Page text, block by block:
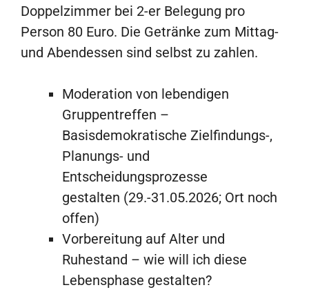
Doppelzimmer bei 2-er Belegung pro
Person 80 Euro. Die Getränke zum Mittag-
und Abendessen sind selbst zu zahlen.
Moderation von lebendigen
Gruppentreffen –
Basisdemokratische Zielfindungs-,
Planungs- und
Entscheidungsprozesse
gestalten (29.-31.05.2026; Ort noch
offen)
Vorbereitung auf Alter und
Ruhestand – wie will ich diese
Lebensphase gestalten?